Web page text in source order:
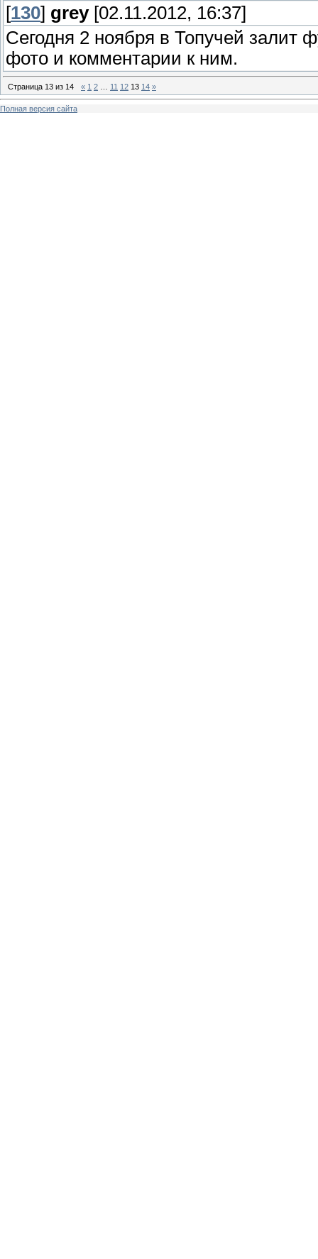
[130] grey[02.11.2012, 16:37]
Cегодня 2 ноября в Топучей
фото и комментарии к ним.
Страница 13 из 14 « 1 2 11 12 13 14 »
Полная версия сайта